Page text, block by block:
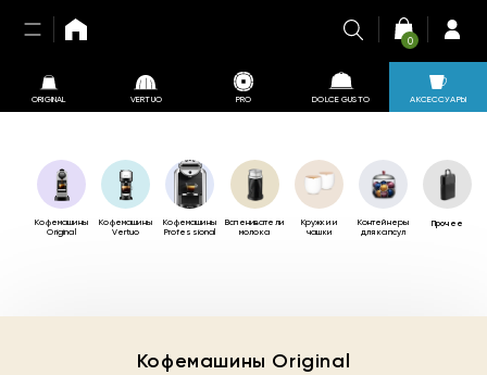
ORIGINAL VERTUO PRO DOLCE GUSTO АКСЕССУАРЫ
0
Кофемашины
Original
Кофемашины
Vertuo
Кофемашины
Professional
Вспениватели
молока
Кружки и
чашки
Контейнеры
для капсул
Прочее
Кофемашины Original